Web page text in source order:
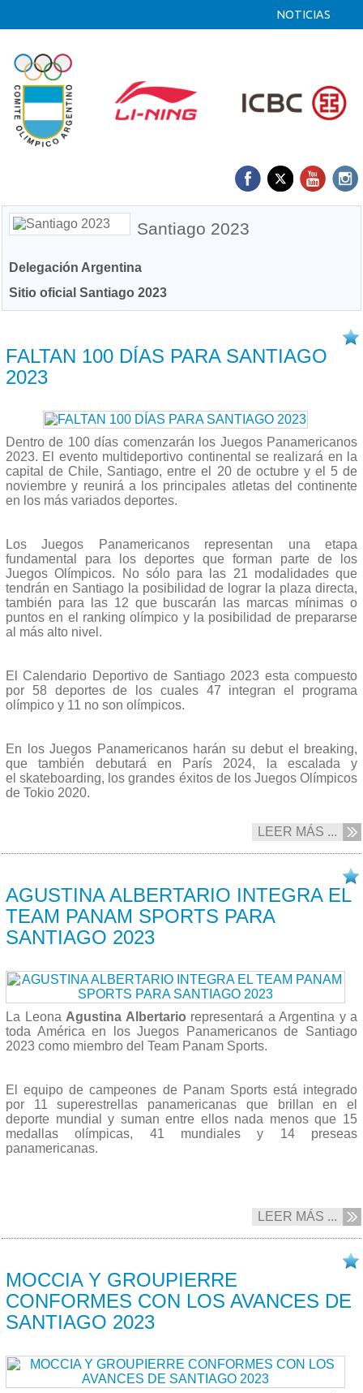
NOTICIAS
Santiago 2023
Delegación Argentina
Sitio oficial Santiago 2023
FALTAN 100 DÍAS PARA SANTIAGO
2023
Dentro de 100 días comenzarán los Juegos Panamericanos
2023. El evento multideportivo continental se realizará en la
capital de Chile, Santiago, entre el 20 de octubre y el 5 de
noviembre y reunirá a los principales atletas del continente
en los más variados deportes.
Los Juegos Panamericanos representan una etapa
fundamental para los deportes que forman parte de los
Juegos Olímpicos. No sólo para las 21 modalidades que
tendrán en Santiago la posibilidad de lograr la plaza directa,
también para las 12 que buscarán las marcas mínimas o
puntos en el ranking olímpico y la posibilidad de prepararse
al más alto nivel.
El Calendario Deportivo de Santiago 2023 esta compuesto
por 58 deportes de los cuales 47 integran el programa
olímpico y 11 no son olímpicos.
En los Juegos Panamericanos harán su debut el breaking,
que también debutará en París 2024, la escalada y
el skateboarding, los grandes éxitos de los Juegos Olímpicos
de Tokio 2020.
LEER MÁS ...
AGUSTINA ALBERTARIO INTEGRA EL
TEAM PANAM SPORTS PARA
SANTIAGO 2023
La Leona Agustina Albertario representará a Argentina y a
toda América en los Juegos Panamericanos de Santiago
2023 como miembro del Team Panam Sports.
El equipo de campeones de Panam Sports está integrado
por 11 superestrellas panamericanas que brillan en el
deporte mundial y suman entre ellos nada menos que 15
medallas olímpicas, 41 mundiales y 14 preseas
panamericanas.
LEER MÁS ...
MOCCIA Y GROUPIERRE
CONFORMES CON LOS AVANCES DE
SANTIAGO 2023